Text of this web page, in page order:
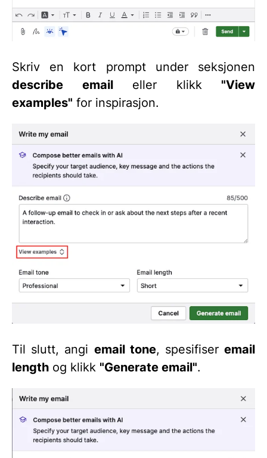
Skriv en kort prompt under seksjonen
describe emaileller klikk "View
examples" for inspirasjon.
Til slutt, angi email tone, spesifiseremail
length og klikk "Generate email".